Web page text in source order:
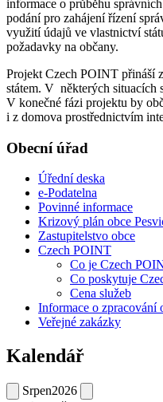
informace o průběhu
podání pro zahájení řízení
využití údajů ve vlastnictví
požadavky na občany.
Projekt Czech POINT přináší
státem. V některých situacích
V konečné fázi projektu by
i z domova prostřednictvím
Obecní úřad
Úřední deska
e-Podatelna
Povinné informace
Krizový plán obce
Zastupitelstvo obce
Czech POINT
Co je Czech
Co poskytuje
Cena služeb
Informace o zpracování
Veřejné zakázky
Kalendář
Srpen2026